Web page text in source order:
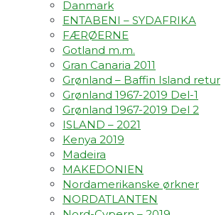
Danmark
ENTABENI – SYDAFRIKA
FÆRØERNE
Gotland m.m.
Gran Canaria 2011
Grønland – Baffin Island retur
Grønland 1967-2019 Del-1
Grønland 1967-2019 Del 2
ISLAND – 2021
Kenya 2019
Madeira
MAKEDONIEN
Nordamerikanske ørkner
NORDATLANTEN